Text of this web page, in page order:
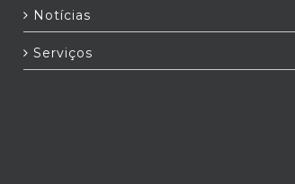
Notícias
Serviços